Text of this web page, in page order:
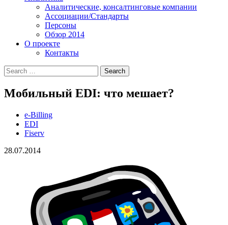
Аналитические, консалтинговые компании
Ассоциации/Стандарты
Персоны
Обзор 2014
О проекте
Контакты
Мобильный EDI: что мешает?
e-Billing
EDI
Fiserv
28.07.2014